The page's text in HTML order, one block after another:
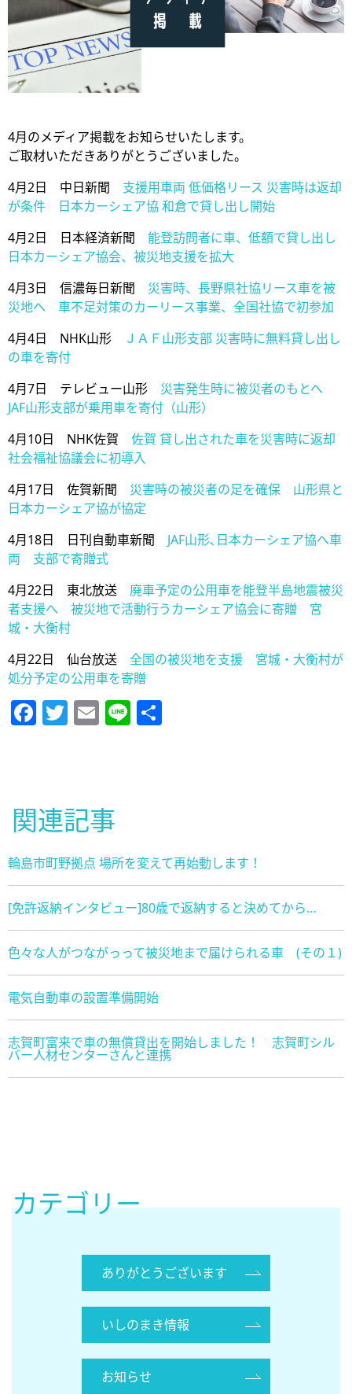
4月のメディア掲載をお知らせいたします。
ご取材いただきありがとうございました。
4月2日 中日新聞 支援用車両 低価格リース 災害時は返却
が条件 日本カーシェア協 和倉で貸し出し開始
4月2日 日本経済新聞 能登訪問者に車、低額で貸し出し
日本カーシェア協会、被災地支援を拡大
4月3日 信濃毎日新聞 災害時、長野県社協リース車を被
災地へ 車不足対策のカーリース事業、全国社協で初参加
4月4日 NHK山形
ＪＡＦ山形支部 災害時に無料貸し出し
の車を寄付
4月7日 テレビュー山形 災害発生時に被災者のもとへ
JAF山形支部が乗用車を寄付（山形）
4月10日 NHK佐賀 佐賀 貸し出された車を災害時に返却
社会福祉協議会に初導入
4月17日 佐賀新聞 災害時の被災者の足を確保 山形県と
日本カーシェア協が協定
4月18日 日刊自動車新聞 JAF山形､日本カーシェア協へ車
両 支部で寄贈式
4月22日 東北放送 廃車予定の公用車を能登半島地震被災
者支援へ 被災地で活動行うカーシェア協会に寄贈 宮
城・大衡村
4月22日 仙台放送 全国の被災地を支援 宮城・大衡村が
処分予定の公用車を寄贈
Facebook
Twitter
Email
Line
関連記事
輪島市町野拠点 場所を変えて再始動します！
[免許返納インタビュー]80歳で返納すると決めてから…
色々な人がつながっって被災地まで届けられる車 (その１)
電気自動車の設置準備開始
志賀町富来で車の無償貸出を開始しました！ 志賀町シル
バー人材センターさんと連携
カテゴリー
ありがとうございます
いしのまき情報
お知らせ